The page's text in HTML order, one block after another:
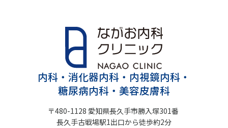
内科・消化器内科・内視鏡内科・
糖尿病内科・美容皮膚科
〒480-1128 愛知県長久手市勝入塚301番
長久手古戦場駅1出口から徒歩約2分